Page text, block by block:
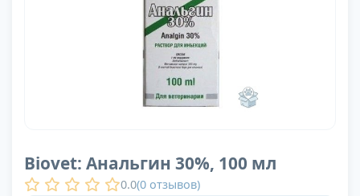
Biovet: Анальгин 30%, 100 мл
0.0(0 отзывов)